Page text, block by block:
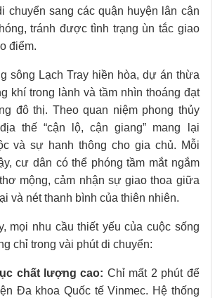
chuyển sang các quận huyện lân cận
tránh được tình trạng ùn tắc giao
điểm.
sông Lạch Tray hiền hòa, dự án thừa
khí trong lành và tầm nhìn thoáng đạt
đô thị. Theo quan niệm phong thủy
thế “cận lộ, cận giang” mang lại
và sự hanh thông cho gia chủ. Mỗi
cư dân có thể phóng tầm mắt ngắm
mộng, cảm nhận sự giao thoa giữa
và nét thanh bình của thiên nhiên.
mọi nhu cầu thiết yếu của cuộc sống
chỉ trong vài phút di chuyển:
chất lượng cao: Chỉ mất 2 phút để
Đa khoa Quốc tế Vinmec. Hệ thống